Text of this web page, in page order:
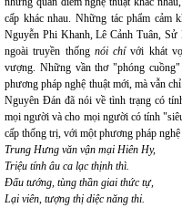
cấp khác nhau. Những tác phẩm
Nguyễn Phi Khanh, Lê Cảnh Tuân,
ngoài truyền thống nói chívới khát
vượng. Những vần thơ "phóng
phương pháp nghệ thuật mới, mà vẫn
Nguyên Đán đã nói về tình trạng có
mọi người và cho mọi người có tính
cấp thống trị, với một phương pháp
Trung Hưng văn vận mại Hiên Hy,
Triệu tính âu ca lạc thịnh thì.
Đấu tướng, tùng thần giai thức tự,
Lại viên, tượng thị diệc năng thi.